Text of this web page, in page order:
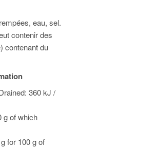
eau, sel.
contenir des
contenant du
360 kJ /
g of which
for 100 g of